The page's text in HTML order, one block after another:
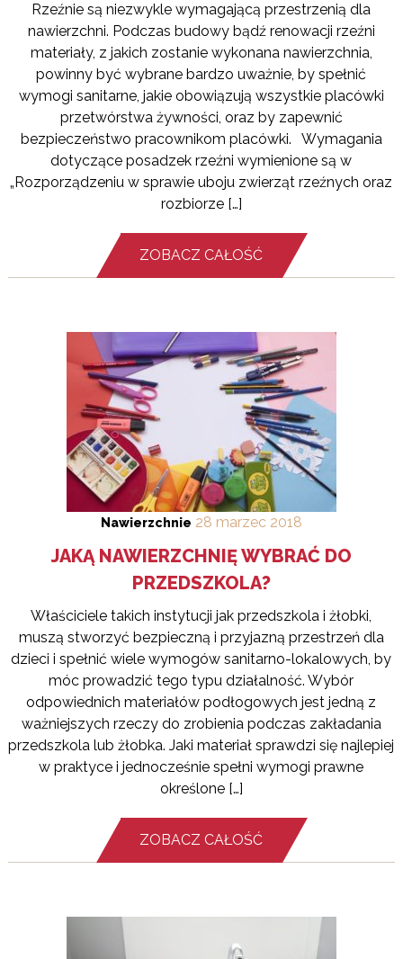
Rzeźnie są niezwykle wymagającą przestrzenią dla
nawierzchni. Podczas budowy bądź renowacji rzeźni
materiały, z jakich zostanie wykonana nawierzchnia,
powinny być wybrane bardzo uważnie, by spełnić
wymogi sanitarne, jakie obowiązują wszystkie placówki
przetwórstwa żywności, oraz by zapewnić
bezpieczeństwo pracownikom placówki. Wymagania
dotyczące posadzek rzeźni wymienione są w
„Rozporządzeniu w sprawie uboju zwierząt rzeźnych oraz
rozbiorze […]
ZOBACZ CAŁOŚĆ
Nawierzchnie 28 marzec 2018
JAKĄ NAWIERZCHNIĘ WYBRAĆ DO
PRZEDSZKOLA?
Właściciele takich instytucji jak przedszkola i żłobki,
muszą stworzyć bezpieczną i przyjazną przestrzeń dla
dzieci i spełnić wiele wymogów sanitarno-lokalowych, by
móc prowadzić tego typu działalność. Wybór
odpowiednich materiałów podłogowych jest jedną z
ważniejszych rzeczy do zrobienia podczas zakładania
przedszkola lub żłobka. Jaki materiał sprawdzi się najlepiej
w praktyce i jednocześnie spełni wymogi prawne
określone […]
ZOBACZ CAŁOŚĆ